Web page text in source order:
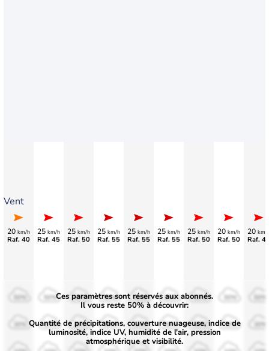
Vent
20 km/h
Raf. 40
25 km/h
Raf. 45
25 km/h
Raf. 50
25 km/h
Raf. 55
25 km/h
Raf. 55
25 km/h
Raf. 55
25 km/h
Raf. 50
20 km/h
Raf. 50
20 km/
Raf.
50%
30%
50%
30%
50%
30%
50%
30%
50%
30%
50%
30%
50%
30%
Ces paramètres sont réservés aux abonnés.
Il vous reste 50% à découvrir:
Quantité de précipitations, couverture nuageuse, indice de
luminosité, indice UV, humidité de l'air, pression
atmosphérique et visibilité.